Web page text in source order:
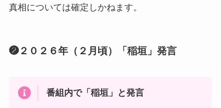
真相については確定しかねます。
❷２０２６年（２月頃）「稲垣」発言
番組内で「稲垣」と発言